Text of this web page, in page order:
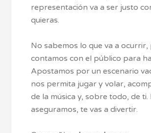
representación va a ser justo
quieras.
No sabemos lo que va a ocurrir,
contamos con el público para
Apostamos por un escenario
nos permita jugar y volar,
de la música y, sobre todo, de ti.
aseguramos, te vas a divertir.